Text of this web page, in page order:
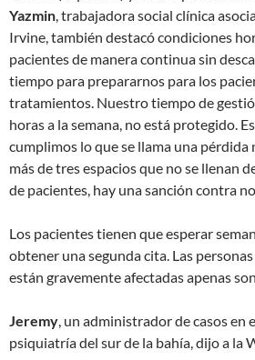
Yazmin, trabajadora social clínica
Irvine, también destacó condiciones
pacientes de manera continua sin
tiempo para prepararnos para los
tratamientos. Nuestro tiempo de
horas a la semana, no está protegido.
cumplimos lo que se llama una pérdida
más de tres espacios que no se llenan
de pacientes, hay una sanción contra
Los pacientes tienen que esperar
obtener una segunda cita. Las
están gravemente afectadas apenas
Jeremy, un administrador de casos en
psiquiatría del sur de la bahía, dijo a la